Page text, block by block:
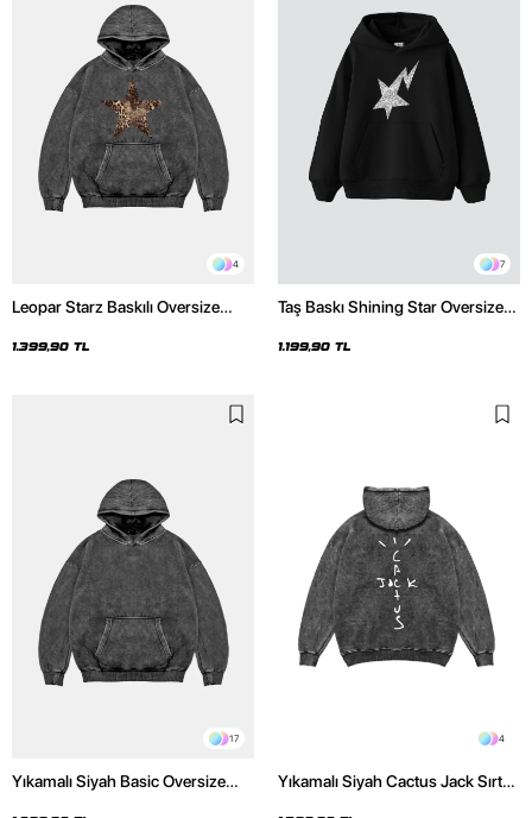
4
Leopar Starz Baskılı Oversize
Hoodie
1.399,90 TL
7
Taş Baskı Shining Star Oversize
1.199,90 TL
17
Yıkamalı Siyah Basic Oversize
4
Yıkamalı Siyah Cactus Jack Sırt